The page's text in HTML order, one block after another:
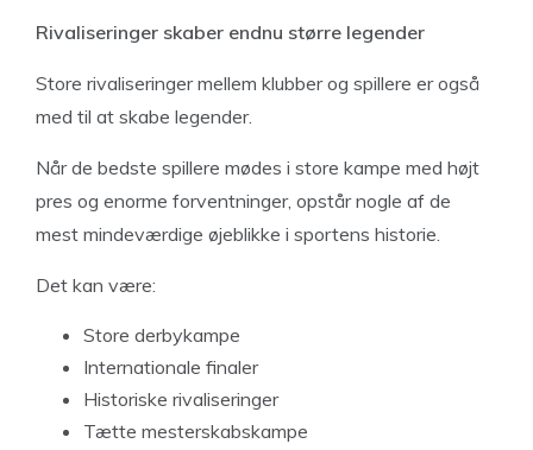
Rivaliseringer skaber endnu større legender
Store rivaliseringer mellem klubber og spillere er også
med til at skabe legender.
Når de bedste spillere mødes i store kampe med højt
pres og enorme forventninger, opstår nogle af de
mest mindeværdige øjeblikke i sportens historie.
Det kan være:
Store derbykampe
Internationale finaler
Historiske rivaliseringer
Tætte mesterskabskampe